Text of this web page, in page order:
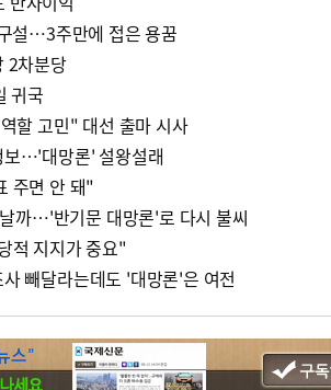
설…3주만에 접은 용꿈
2차분당
귀국
할 고민" 대선 출마 시사
보…'대망론' 설왕설래
주면 안 돼"
까…'반기문 대망론'로 다시 불씨
적 지지가 중요"
빼달라는데도 '대망론'은 여전